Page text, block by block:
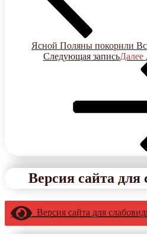
Ясной Поляны покорили
Следующая записьДалее
Версия сайта
Версия сайта для